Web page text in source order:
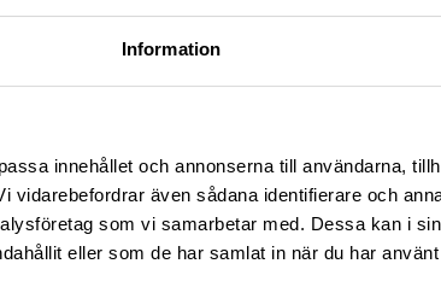
Information
innehållet och annonserna till användarna,
vidarebefordrar även sådana identifierare och
som vi samarbetar med. Dessa kan i
eller som de har samlat in när du har